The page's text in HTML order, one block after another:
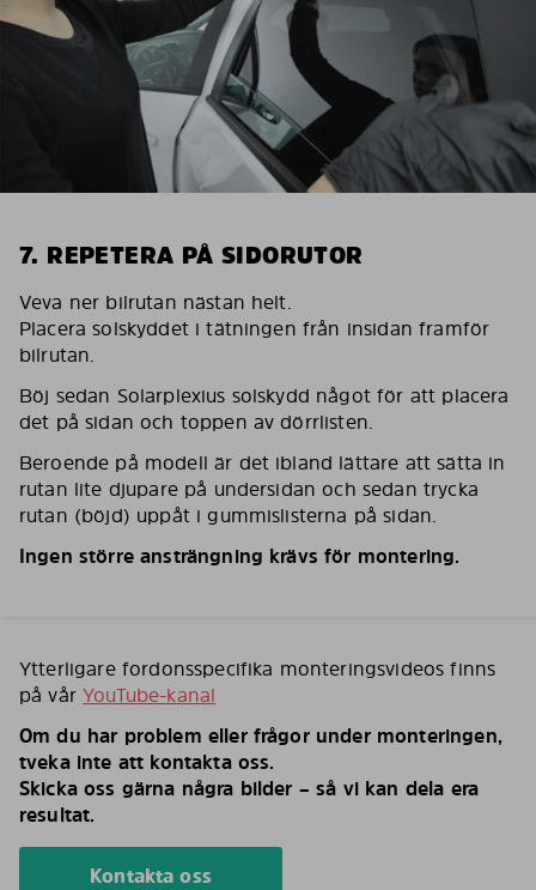
7. REPETERA PÅ SIDORUTOR
Veva ner bilrutan nästan helt.
Placera solskyddet i tätningen från insidan framför
bilrutan.
Böj sedan Solarplexius solskydd något för att placera
det på sidan och toppen av dörrlisten.
Beroende på modell är det ibland lättare att sätta in
rutan lite djupare på undersidan och sedan trycka
rutan (böjd) uppåt i gummislisterna på sidan.
Ingen större ansträngning krävs för montering.
Ytterligare fordonsspecifika monteringsvideos finns
på vårYouTube-kanal
Om du har problem eller frågor under monteringen,
tveka inte att kontakta oss.
Skicka oss gärna några bilder – så vi kan dela era
resultat.
Kontakta oss